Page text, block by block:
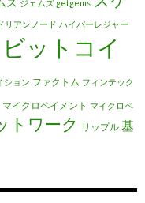
ジェムズ getgems
ドリアンノード ハイパーレジャー
ビットコイ
ション ファクトム フィンテック
マイクロペイメント マイクロペ
トワーク リップル 基